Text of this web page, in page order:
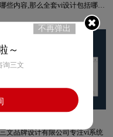
些内容,那么全套vi设计包括哪些
呢?今天就给大家详细的介绍下这
以及让大家做下全套vi设计案例
文品牌设计有限公司专注vi系统
不再弹出
～
询三文